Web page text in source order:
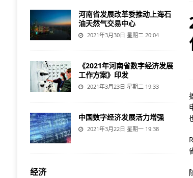
[ 2026年7月31日 ] 河南省创新“家底”越
[ 2026年8月5日 ] 河南省实有经营主体
河南省发展改革委推动上海石
油天然气交易中心
2021年3月30日 星期二 20:04
《2021年河南省数字经济发展
工作方案》印发
2021年3月23日 星期二 19:33
中国数字经济发展活力增强
2021年3月22日 星期一 19:38
经济